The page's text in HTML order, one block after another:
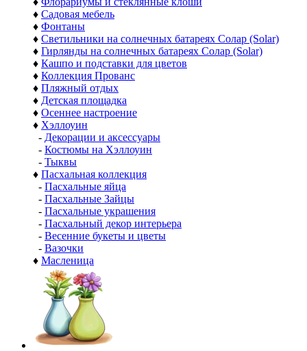
♦ Садовая мебель
♦ Фонтаны
♦ Светильники на солнечных батареях Солар (Solar)
♦ Гирлянды на солнечных батареях Солар (Solar)
♦ Кашпо и подставки для цветов
♦ Коллекция Прованс
♦ Пляжный отдых
♦ Детская площадка
♦ Осеннее настроение
♦ Хэллоуин
- Декорации и аксессуары
- Костюмы на Хэллоуин
- Тыквы
♦ Пасхальная коллекция
- Пасхальные яйца
- Пасхальные Зайцы
- Пасхальные украшения
- Пасхальный декор интерьера
- Весенние букеты и цветы
- Вазочки
♦ Масленица